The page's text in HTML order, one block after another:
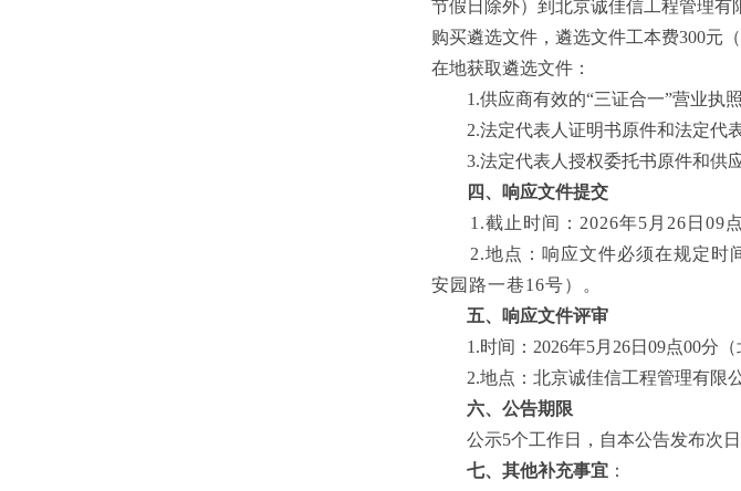
节假日除外）到北京诚佳信工程管理有
购买遴选文件， 遴选文件工本费300元
在地获取遴选文件：
1.供应商有效的“三证合一”营业执
2.法定代表人证明书原件和法定代
3.法定代表人授权委托书原件和供
四、
响应文件提交
1.截止时间： 2026年5 月 26 日 09
2.地点：响应文件必须在规定时
安园路一巷16号）。
五、
响应文件评审
1.时间： 2026年5月 26日 09点00分
2.地点： 北京诚佳信工程管理有限
六、公告期限
公示5个工作日，自本公告发布次日
七、 其他补充事宜 ：